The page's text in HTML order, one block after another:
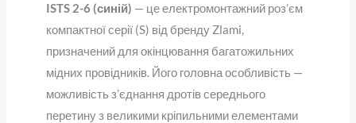
ISTS 2-6 (синій) — це електромонтажний роз’єм
компактної серії (S) від бренду Zlami,
призначений для окінцювання багатожильних
мідних провідників. Його головна особливість —
можливість з’єднання дротів середнього
перетину з великими кріпильними елементами